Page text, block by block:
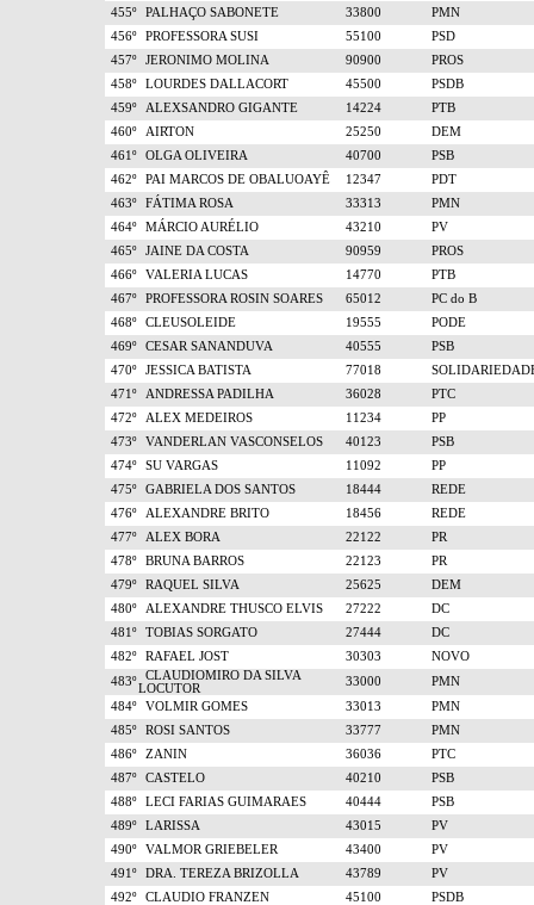
455º PALHAÇO SABONETE 33800
PMN
456º
PROFESSORA SUSI 55100
PSD
457º
JERONIMO MOLINA 90900
PROS
458º
LOURDES DALLACORT 45500
PSDB
459º
ALEXSANDRO GIGANTE 14224
PTB
460º
AIRTON 25250
DEM
461º
OLGA OLIVEIRA 40700
PSB
462º
PAI MARCOS DE OBALUOAYÊ 12347
PDT
463º
FÁTIMA ROSA 33313
PMN
464º
MÁRCIO AURÉLIO 43210
PV
465º
JAINE DA COSTA 90959
PROS
466º
VALERIA LUCAS 14770
PTB
467º
PROFESSORA ROSIN SOARES 65012
PC do B
468º
CLEUSOLEIDE 19555
PODE
469º
CESAR SANANDUVA 40555
PSB
470º
JESSICA BATISTA 77018
471º
ANDRESSA PADILHA 36028
PTC
472º
ALEX MEDEIROS 11234
PP
473º
VANDERLAN VASCONSELOS 40123
PSB
474º
SU VARGAS 11092
PP
475º
GABRIELA DOS SANTOS 18444
REDE
476º
ALEXANDRE BRITO 18456
REDE
477º
ALEX BORA 22122
PR
478º
BRUNA BARROS 22123
PR
479º
RAQUEL SILVA 25625
DEM
480º
ALEXANDRE THUSCO ELVIS 27222
DC
481º
TOBIAS SORGATO 27444
DC
482º
RAFAEL JOST 30303
NOVO
483º
CLAUDIOMIRO DA SILVA
LOCUTOR
33000
PMN
484º
VOLMIR GOMES 33013
PMN
485º
ROSI SANTOS 33777
PMN
486º
ZANIN 36036
PTC
487º
CASTELO 40210
PSB
488º
LECI FARIAS GUIMARAES 40444
PSB
489º
LARISSA 43015
PV
490º
VALMOR GRIEBELER 43400
PV
491º
DRA. TEREZA BRIZOLLA 43789
PV
492º
CLAUDIO FRANZEN 45100
PSDB